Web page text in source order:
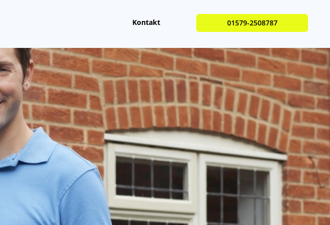
Kontakt 01579-2508787